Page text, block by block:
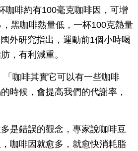
咖啡約有100毫克咖啡因，可增
黑咖啡熱量低，一杯100克熱量
外研究指出，運動前1個小時喝
，有利減重。
咖啡其實它可以有一些咖啡
時候，會提高我們的代謝率，
是錯誤的觀念，專家說咖啡豆
咖啡因就愈多，就愈快消耗脂